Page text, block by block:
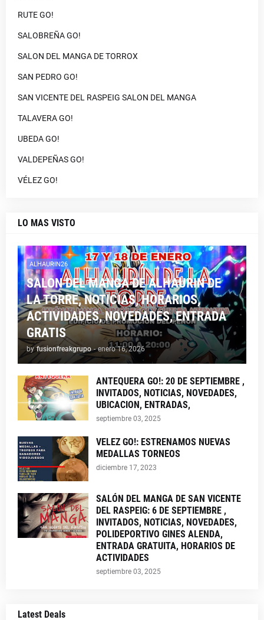
RUTE GO!
SALOBREÑA GO!
SALON DEL MANGA DE TORROX
SAN PEDRO GO!
SAN VICENTE DEL RASPEIG SALON DEL MANGA
TALAVERA GO!
UBEDA GO!
VALDEPEÑAS GO!
VÉLEZ GO!
LO MAS VISTO
ALHAURIN26
SALON DEL MANGA DE ALHAURIN DE
LA TORRE, NOTICIAS, HORARIOS,
ACTIVIDADES, NOVEDADES, ENTRADA
GRATIS
by fusionfreakgrupo - enero 16, 2026
ANTEQUERA GO!: 20 DE SEPTIEMBRE ,
INVITADOS, NOTICIAS, NOVEDADES,
UBICACION, ENTRADAS,
septiembre 03, 2025
VELEZ GO!: ESTRENAMOS NUEVAS
MEDALLAS TORNEOS
diciembre 17, 2023
SALÓN DEL MANGA DE SAN VICENTE
DEL RASPEIG: 6 DE SEPTIEMBRE ,
INVITADOS, NOTICIAS, NOVEDADES,
POLIDEPORTIVO GINES ALENDA,
ENTRADA GRATUITA, HORARIOS DE
ACTIVIDADES
septiembre 03, 2025
Latest Deals